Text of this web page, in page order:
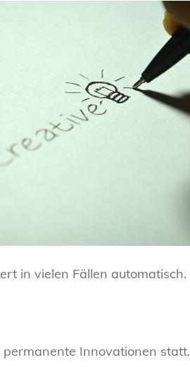
in vielen Fällen automatisch.
Innovationen statt.